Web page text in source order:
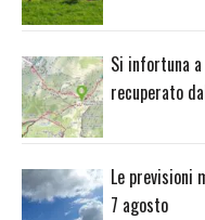
Si infortuna
recuperato
Le previsioni
7 agosto